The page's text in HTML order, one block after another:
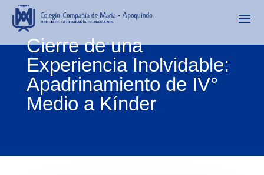
Cierre de una
Experiencia Inolvidable:
Apadrinamiento de IV°
Medio a Kínder